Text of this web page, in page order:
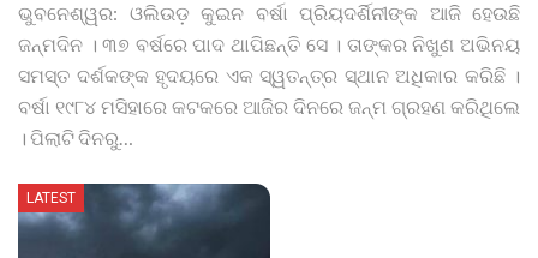
ଭୁବନେଶ୍ୱର: ଓଲିଉଡ଼ କୁଇନ ବର୍ଷା ପ୍ରିୟଦର୍ଶିନୀଙ୍କ ଆଜି ହେଉଛି
ଜନ୍ମଦିନ । ୩୭ ବର୍ଷରେ ପାଦ ଥାପିଛନ୍ତି ସେ । ତାଙ୍କର ନିଖୁଣ ଅଭିନୟ
ସମସ୍ତ ଦର୍ଶକଙ୍କ ହୃଦୟରେ ଏକ ସ୍ୱତନ୍ତ୍ର ସ୍ଥାନ ଅଧିକାର କରିଛି ।
ବର୍ଷା ୧୯୮୪ ମସିହାରେ କଟକରେ ଆଜିର ଦିନରେ ଜନ୍ମ ଗ୍ରହଣ କରିଥିଲେ
। ପିଲାଟି ଦିନରୁ…
LATEST